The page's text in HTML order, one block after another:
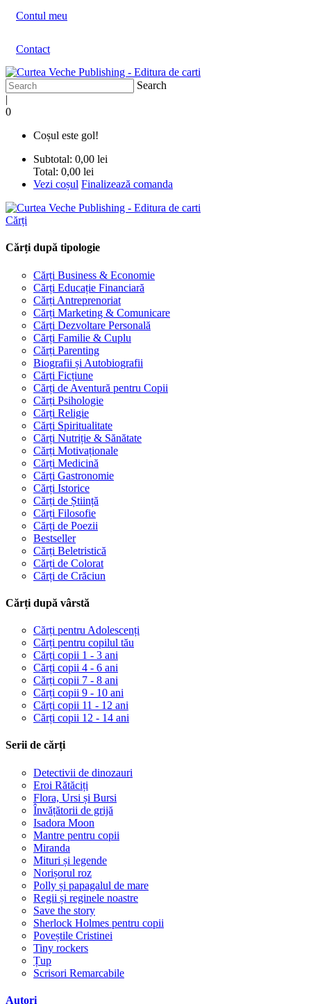
Contul meu
Contact
Search
|
0
Coșul este gol!
Subtotal: 0,00 lei
Total: 0,00 lei
Vezi coșul Finalizează comanda
Cărți
Cărți după tipologie
Cărți Business & Economie
Cărți Educație Financiară
Cărți Antreprenoriat
Cărți Marketing & Comunicare
Cărți Dezvoltare Personală
Cărți Familie & Cuplu
Cărți Parenting
Biografii și Autobiografii
Cărți Ficțiune
Cărți de Aventură pentru Copii
Cărți Psihologie
Cărți Religie
Cărți Spiritualitate
Cărți Nutriție & Sănătate
Cărți Motivaționale
Cărți Medicină
Cărți Gastronomie
Cărți Istorice
Cărți de Știință
Cărți Filosofie
Cărți de Poezii
Bestseller
Cărți Beletristică
Cărți de Colorat
Cărți de Crăciun
Cărți după vârstă
Cărți pentru Adolescenți
Cărți pentru copilul tău
Cărți copii 1 - 3 ani
Cărți copii 4 - 6 ani
Cărți copii 7 - 8 ani
Cărți copii 9 - 10 ani
Cărți copii 11 - 12 ani
Cărți copii 12 - 14 ani
Serii de cărți
Detectivii de dinozauri
Eroi Rătăciți
Flora, Ursi și Bursi
Învățătorii de grijă
Isadora Moon
Mantre pentru copii
Miranda
Mituri și legende
Norișorul roz
Polly și papagalul de mare
Regii și reginele noastre
Save the story
Sherlock Holmes pentru copii
Poveștile Cristinei
Tiny rockers
Țup
Scrisori Remarcabile
Autori